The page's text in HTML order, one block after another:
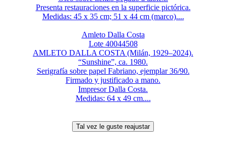
Presenta restauraciones en la superficie pictórica.
Medidas: 45 x 35 cm; 51 x 44 cm (marco)....
Amleto Dalla Costa
Lote 40044508
AMLETO DALLA COSTA (Milán, 1929–2024).
“Sunshine”, ca. 1980.
Serigrafía sobre papel Fabriano, ejemplar 36/90.
Firmado y justificado a mano.
Impresor Dalla Costa.
Medidas: 64 x 49 cm....